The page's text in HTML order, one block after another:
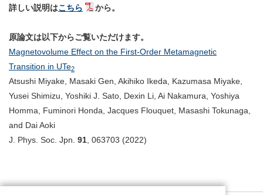
詳しい説明はこちら から。
原論文は以下からご覧いただけます。
Magnetovolume Effect on the First-Order Metamagnetic
Transition in UTe2
Atsushi Miyake, Masaki Gen, Akihiko Ikeda, Kazumasa Miyake,
Yusei Shimizu, Yoshiki J. Sato, Dexin Li, Ai Nakamura, Yoshiya
Homma, Fuminori Honda, Jacques Flouquet, Masashi Tokunaga,
and Dai Aoki
J. Phys. Soc. Jpn. 91 , 063703 (2022)